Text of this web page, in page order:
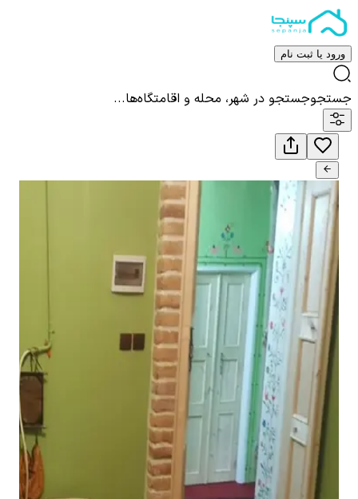
ورود یا ثبت نام
جستجوجستجو در شهر، محله و اقامتگاه‌ها...